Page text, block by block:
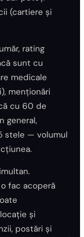
(cartiere și
rating
sunt cu
medicale
menționări
cu 60 de
general,
stele — volumul
fac acoperă
și
postări și